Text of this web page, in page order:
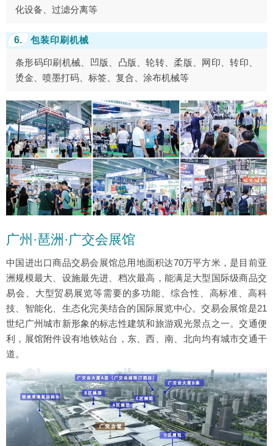
化设备、过滤分离等
6. 包装印刷机械
条形码印刷机械、凹版、凸版、轮转、柔版、网印、转印、
烫金、喷墨打码、标签、复合、涂布机械等
广州·琶洲·广交会展馆
中国进出口商品交易会展馆总用地面积达70万平方米，是目前亚
洲规模最大、设施最先进、档次最高，能满足大型国际级商品交
易会、大型贸易展览等需要的多功能、综合性、高标准、高科
技、智能化、生态化完美结合的国际展览中心。交易会展馆是21
世纪广州城市新形象的标志性建筑和旅游观光景点之一。交通便
利，展馆附件设有地铁站台，东、西、南、北向均有城市交通干
道。